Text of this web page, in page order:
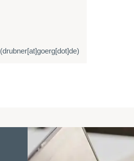
(drubner[at]goerg[dot]de)